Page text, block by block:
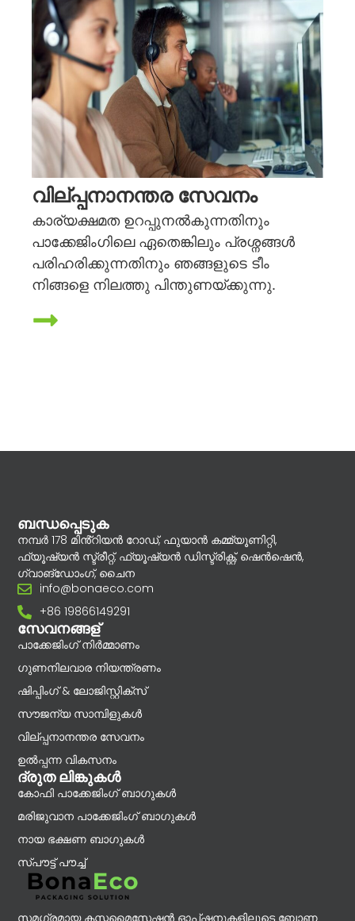
വില്പ്പനാനന്തര സേവനം
കാര്യക്ഷമത ഉറപ്പുനൽകുന്നതിനും
പാക്കേജിംഗിലെ ഏതെങ്കിലും പ്രശ്നങ്ങൾ
പരിഹരിക്കുന്നതിനും ഞങ്ങളുടെ ടീം
നിങ്ങളെ നിലത്തു പിന്തുണയ്ക്കുന്നു.
സമഗ്രമായ കസ്റ്റമൈസേഷൻ ഓപ്ഷനുകളിലൂടെ ബോണ
സേവനങ്ങള്
പാക്കേജിംഗ് നിർമ്മാണം
ഗുണനിലവാര നിയന്ത്രണം
ഷിപ്പിംഗ് & ലോജിസ്റ്റിക്സ്
സൗജന്യ സാമ്പിളുകൾ
വില്പ്പനാനന്തര സേവനം
ഉൽപ്പന്ന വികസനം
ദ്രുത ലിങ്കുകൾ
കോഫി പാക്കേജിംഗ് ബാഗുകൾ
മരിജുവാന പാക്കേജിംഗ് ബാഗുകൾ
നായ ഭക്ഷണ ബാഗുകൾ
സ്പൗട്ട് പൗച്ച്
ബന്ധപ്പെടുക
നമ്പർ 178 മിൻ്റിയൻ റോഡ്, ഫുയാൻ കമ്മ്യൂണിറ്റി,
ഫ്യൂഷ്യൻ സ്ട്രീറ്റ്, ഫ്യൂഷ്യൻ ഡിസ്ട്രിക്റ്റ്, ഷെൻഷെൻ,
ഗ്വാങ്‌ഡോംഗ്, ചൈന
info@bonaeco.com
+86 19866149291